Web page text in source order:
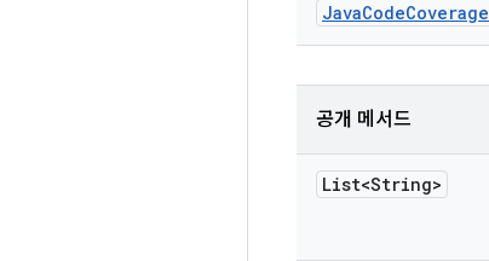
JavaCodeCoverage
공개 메서드
List<String>